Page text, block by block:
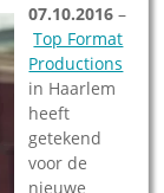
07.10.2016 –
Top Format
Productions
in Haarlem
heeft
getekend
voor de
nieuwe